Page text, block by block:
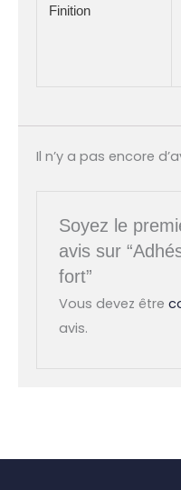
Finition
Il n’y a pas encore
Soyez le
avis sur
fort”
Vous devez être
avis.